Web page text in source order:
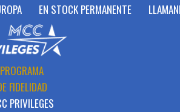
EN STOCK PERMANENTE
PROGRAMA
FIDELIDAD
PRIVILEGES